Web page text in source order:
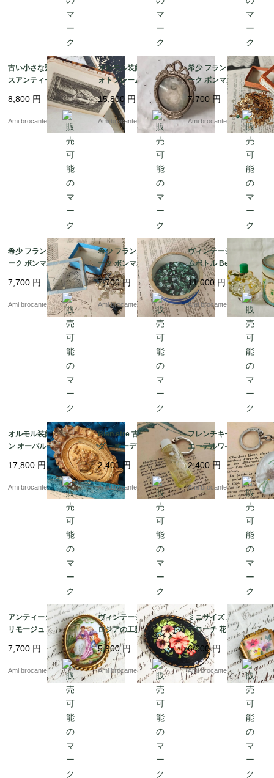
古い小さな聖書 フラン
スアンティーク 1900年
代初期 marie マリア
8,800 円
Ami brocante
オルモル装飾 リボンフ
ォトフレーム 丸 フラン
スアンティーク
15,800 円
Ami brocante
希少 フランスアンティ
ーク ボンマルシェ 紙箱
スパンコール ブラウン
7,700 円
Ami brocante
希少 フランスアンティ
ーク ボンマルシェ 紙箱
スパンコール 水色 シル
バー ハエ
7,700 円
Ami brocante
希少 フランスアンティ
ーク ボンマルシェ 丸
古い紙箱 スパンコール
ブルー
7,700円
Ami brocante
ヴィンテージパフュー
ムボトル Berdoues ミ
モザ 香水瓶 紙箱 フラ
ンス
11,000 円
Ami brocante
オルモル装飾 メダリオ
ン オーバルフレーム 装
飾品 フランスアンティ
ーク 19世紀初頭
17,800 円
Ami brocante
Bien etre 古いキーホル
ダー オーデコロン ヴィ
ンテージキーホルダー
2,400円
Ami brocante
フレンチキーホルダー
エーデルワイス ヴィン
テージキーホルダー フ
ランス直送
2,400 円
Ami brocante
アンティークブローチ
リモージュ オーバル 真
鍮 磁器 フラゴナール
カップル フランス直送
7,700 円
Ami brocante
ヴィンテージブローチ
ロシアの工芸品 オーバ
ル 黒
5,900円
Ami brocante
ミニサイズ ルーサイト
ブローチ 花 真鍮 スク
エア フランス直送
6,600円
Ami brocante